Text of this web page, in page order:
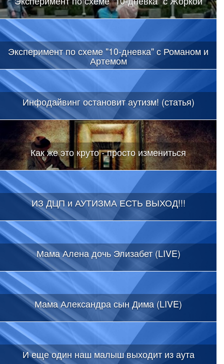
Эксперимент по схеме "10-дневка" с Романом и
Артемом
Инфодайвинг остановит аутизм! (статья)
Как же это круто - просто измениться
ИЗ ДЦП и АУТИЗМА ЕСТЬ ВЫХОД!!!
Мама Алена дочь Элизабет (LIVE)
Мама Александра сын Дима (LIVE)
И еще один наш малыш выходит из аута